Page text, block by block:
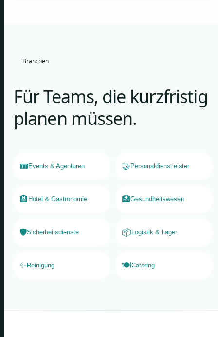
Branchen
Für Teams, die kurzfristig
planen müssen.
🎟️Events & Agenturen 🤝 Personaldienstleister
🏨 Hotel & Gastronomie 🏥Gesundheitswesen
🛡️Sicherheitsdienste 📦 Logistik & Lager
✨ Reinigung 🍽️Catering